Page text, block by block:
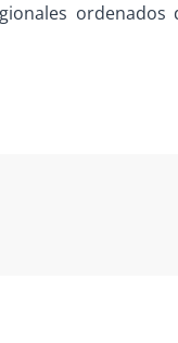
ordenados